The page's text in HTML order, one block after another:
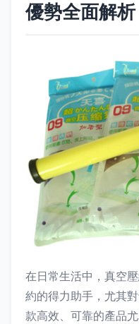
優勢全面解析
在日常生活中，真空
約的得力助手，尤其
款高效、可靠的產品